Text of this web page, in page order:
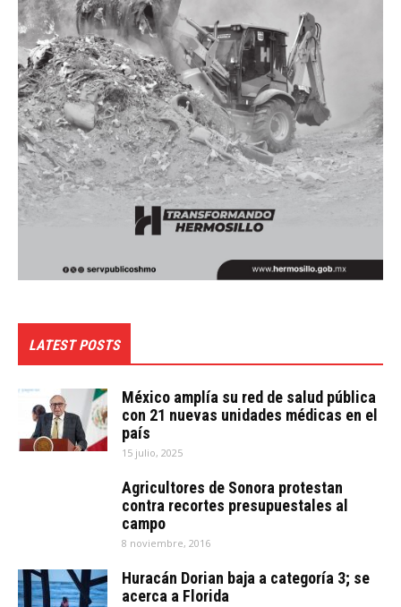
LATEST POSTS
México amplía su red de salud pública
con 21 nuevas unidades médicas en el
país
15 julio, 2025
Agricultores de Sonora protestan
contra recortes presupuestales al
campo
8 noviembre, 2016
Huracán Dorian baja a categoría 3; se
acerca a Florida